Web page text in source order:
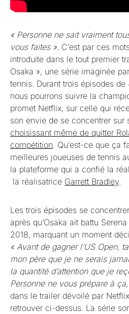
« Personne ne sait vraiment
vous faites » . C’est par ces
introduite dans le tout premier
Osaka », une série imaginée
tennis. Durant trois épisodes
nous pourrons suivre la
promet Netflix, sur celle qui
son envie de se concentrer sur
choisissant même de quitter
compétition . Qu’est-ce que ça
meilleures joueuses de tennis
la plateforme qui a confié la
la réalisatrice Garrett Bradley
Les trois épisodes se
après qu’Osaka ait battu
2018, marquant un moment
« Avant de gagner l’US Open,
mon père que je ne serais
la quantité d’attention que je
Personne ne vous prépare à
dans le trailer dévoilé par
retrouver ci-dessus. La série